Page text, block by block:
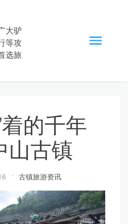
大驴
等攻
选旅
的千年
山古镇
古镇旅游资讯